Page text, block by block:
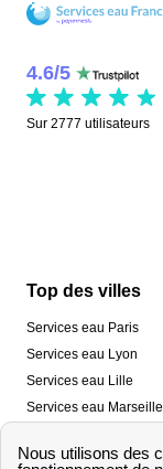
4.6/5
Sur 2777 utilisateurs
Top des villes
Services eau Paris
Services eau Lyon
Services eau Lille
Services eau Marseille
Services eau Toulon